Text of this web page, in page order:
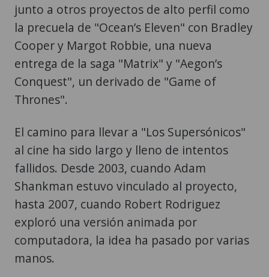
junto a otros proyectos de alto perfil como
la precuela de "Ocean’s Eleven" con Bradley
Cooper y Margot Robbie, una nueva
entrega de la saga "Matrix" y "Aegon’s
Conquest", un derivado de "Game of
Thrones".
El camino para llevar a "Los Supersónicos"
al cine ha sido largo y lleno de intentos
fallidos. Desde 2003, cuando Adam
Shankman estuvo vinculado al proyecto,
hasta 2007, cuando Robert Rodriguez
exploró una versión animada por
computadora, la idea ha pasado por varias
manos.